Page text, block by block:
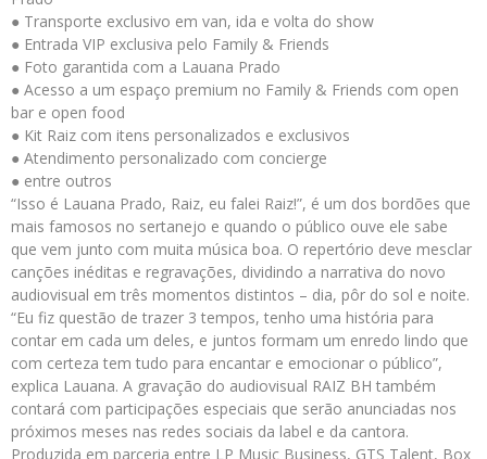
● Transporte exclusivo em van, ida e volta do show
● Entrada VIP exclusiva pelo Family & Friends
● Foto garantida com a Lauana Prado
● Acesso a um espaço premium no Family & Friends com open
bar e open food
● Kit Raiz com itens personalizados e exclusivos
● Atendimento personalizado com concierge
● entre outros
“Isso é Lauana Prado, Raiz, eu falei Raiz!”, é um dos bordões que
mais famosos no sertanejo e quando o público ouve ele sabe
que vem junto com muita música boa. O repertório deve mesclar
canções inéditas e regravações, dividindo a narrativa do novo
audiovisual em três momentos distintos – dia, pôr do sol e noite.
“Eu fiz questão de trazer 3 tempos, tenho uma história para
contar em cada um deles, e juntos formam um enredo lindo que
com certeza tem tudo para encantar e emocionar o público”,
explica Lauana. A gravação do audiovisual RAIZ BH também
contará com participações especiais que serão anunciadas nos
próximos meses nas redes sociais da label e da cantora.
Produzida em parceria entre LP Music Business, GTS Talent, Box